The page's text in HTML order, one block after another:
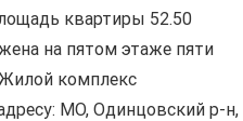
квартиры 52.50
на пятом этаже пяти
комплекс
МО, Одинцовский р-н,